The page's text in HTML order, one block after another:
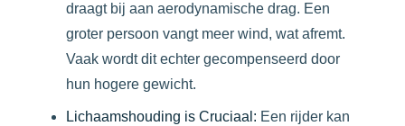
draagt bij aan aerodynamische drag. Een
groter persoon vangt meer wind, wat afremt.
Vaak wordt dit echter gecompenseerd door
hun hogere gewicht.
Lichaamshouding is Cruciaal: Een rijder kan